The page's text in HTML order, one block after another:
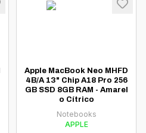
Apple MacBook Neo MHFD
4B/A 13" Chip A18 Pro 256
GB SSD 8GB RAM - Amarel
o Cítrico
Notebooks
APPLE